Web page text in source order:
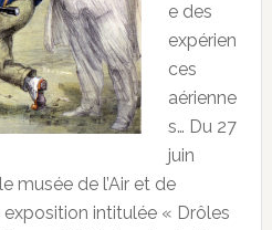
e des
expérien
ces
aérienne
s… Du 27
juin
musée de l’Air et de
exposition intitulée « Drôles